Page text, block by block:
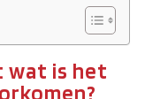
wat is het